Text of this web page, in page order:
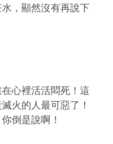
，顯然沒有再說下
心裡活活悶死！這
火的人最可惡了！
倒是說啊！